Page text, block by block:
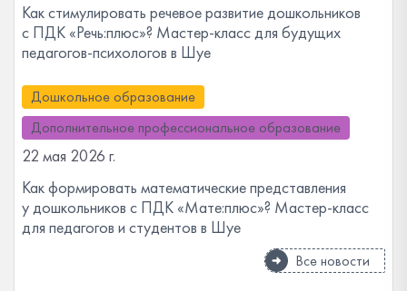
Как стимулировать речевое развитие дошкольников
с ПДК «Речь:плюс»? Мастер-класс для будущих
педагогов-психологов в Шуе
Дошкольное образование
Дополнительное профессиональное образование
22 мая 2026 г.
Как формировать математические представления
у дошкольников с ПДК «Мате:плюс»? Мастер-класс
для педагогов и студентов в Шуе
Все новости